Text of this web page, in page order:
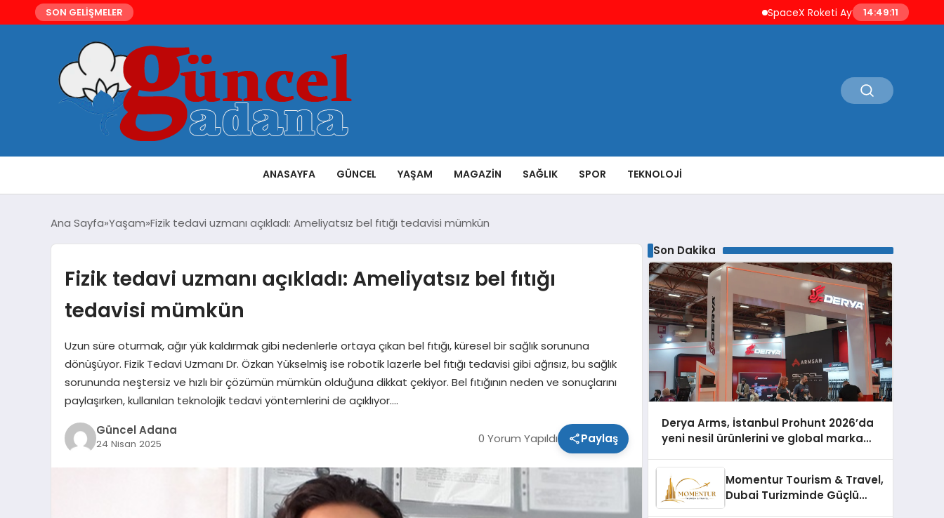
SON GELİŞMELER SpaceX Roketi Ay’a Çarptı Uzay Çöpleri
14:49:12
ANASAYFA GÜNCEL YAŞAM MAGAZIN SAĞLIK SPOR TEKNOLOJI
Ana Sayfa Yaşam Fizik tedavi uzmanı açıkladı: Ameliyatsız bel fıtığı tedavisi mümkün
Fizik tedavi uzmanı açıkladı: Ameliyatsız bel fıtığı
tedavisi mümkün
Uzun süre oturmak, ağır yük kaldırmak gibi nedenlerle ortaya çıkan bel fıtığı, küresel bir sağlık sorununa
dönüşüyor. Fizik Tedavi Uzmanı Dr. Özkan Yükselmiş ise robotik lazerle bel fıtığı tedavisi gibi ağrısız, bu sağlık
sorununda neştersiz ve hızlı bir çözümün mümkün olduğuna dikkat çekiyor. Bel fıtığının neden ve sonuçlarını
paylaşırken, kullanılan teknolojik tedavi yöntemlerini de açıklıyor….
Güncel Adana
24 Nisan 2025 0 Yorum Yapıldı Paylaş
Son Dakika
Derya Arms, İstanbul Prohunt 2026’da
yeni nesil ürünlerini ve global marka
Momentur Tourism & Travel,
Dubai Turizminde Güçlü